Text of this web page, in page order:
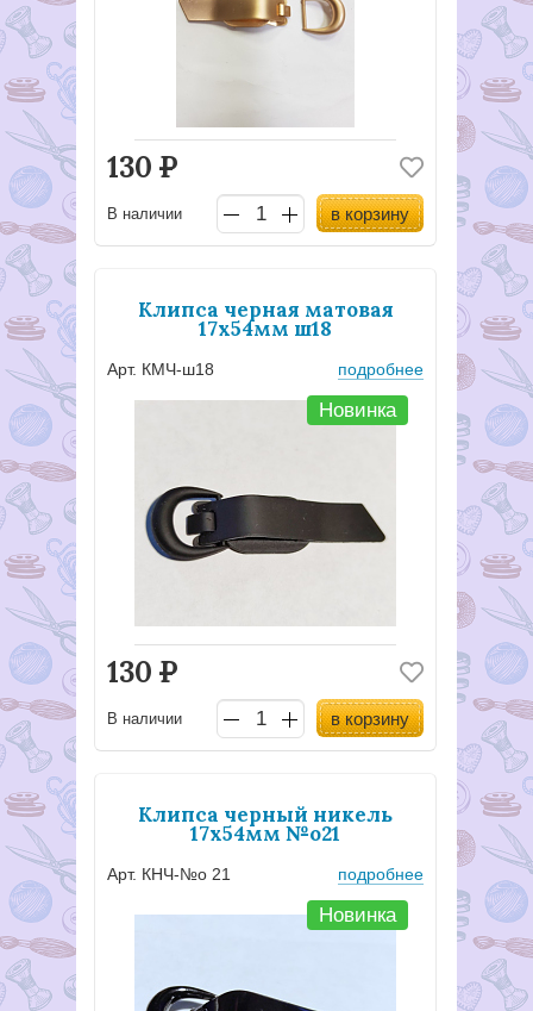
130 Р
В наличии в корзину
Клипса черная матовая
17х54мм ш18
Арт. КМЧ-ш18 подробнее
Новинка
130 Р
В наличии в корзину
Клипса черный никель
17х54мм №о21
Арт. КНЧ-№о 21 подробнее
Новинка